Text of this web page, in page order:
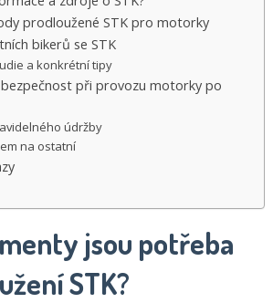
prodloužené STK pro motorky
bikerů se STK
a konkrétní tipy
při provozu motorky po
údržby
na ostatní
jsou potřeba
STK?